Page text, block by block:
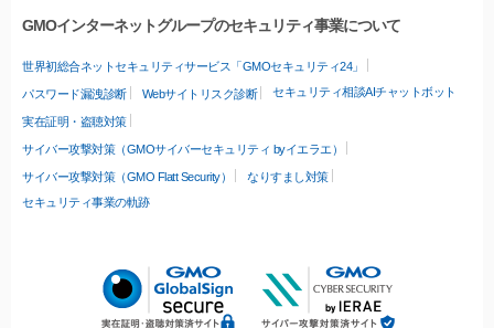
GMOインターネットグループのセキュリティ事業について
世界初総合ネットセキュリティサービス「GMOセキュリティ24」
パスワード漏洩診断 Webサイトリスク診断 セキュリティ相談AIチャットボット
実在証明・盗聴対策
サイバー攻撃対策（GMOサイバーセキュリティ byイエラエ）
サイバー攻撃対策（GMO Flatt Security）
なりすまし対策
セキュリティ事業の軌跡